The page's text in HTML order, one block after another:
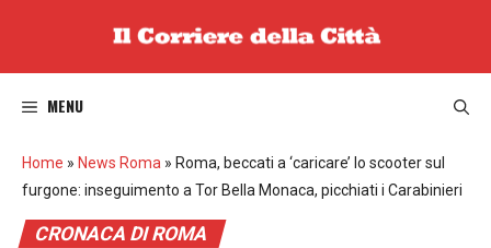
MENU
Home » News Roma » Roma, beccati a ‘caricare’ lo scooter sul
furgone: inseguimento a Tor Bella Monaca, picchiati i Carabinieri
CRONACA DI ROMA